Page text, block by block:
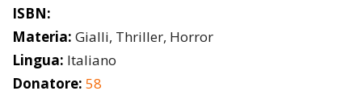
ISBN:
Materia: Gialli, Thriller, Horror
Lingua: Italiano
Donatore: 58